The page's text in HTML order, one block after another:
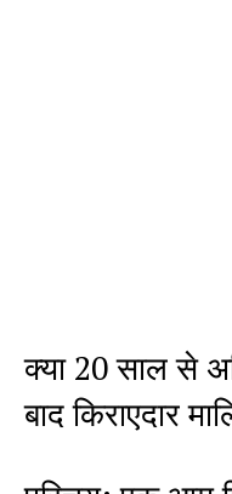
क्या 20 साल से
बाद किराएदार